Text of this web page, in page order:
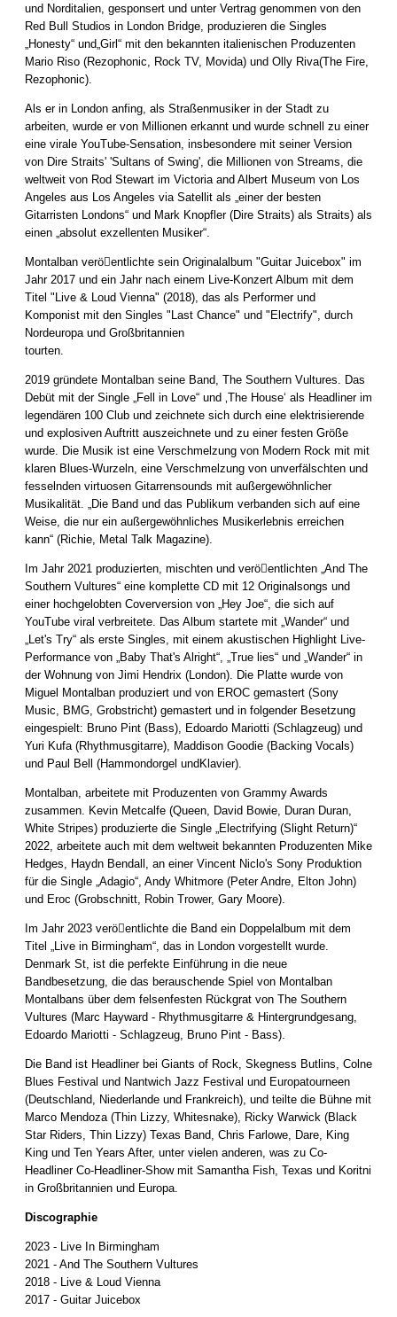
und Norditalien, gesponsert und unter Vertrag genommen von den
Red Bull Studios in London Bridge, produzieren die Singles
„Honesty“ und„Girl“ mit den bekannten italienischen Produzenten
Mario Riso (Rezophonic, Rock TV, Movida) und Olly Riva(The Fire,
Rezophonic).
Als er in London anfing, als Straßenmusiker in der Stadt zu
arbeiten, wurde er von Millionen erkannt und wurde schnell zu einer
eine virale YouTube-Sensation, insbesondere mit seiner Version
von Dire Straits' 'Sultans of Swing', die Millionen von Streams, die
weltweit von Rod Stewart im Victoria and Albert Museum von Los
Angeles aus Los Angeles via Satellit als „einer der besten
Gitarristen Londons“ und Mark Knopfler (Dire Straits) als Straits) als
einen „absolut exzellenten Musiker“.
Montalban verö􀆯entlichte sein Originalalbum "Guitar Juicebox" im
Jahr 2017 und ein Jahr nach einem Live-Konzert Album mit dem
Titel "Live & Loud Vienna" (2018), das als Performer und
Komponist mit den Singles "Last Chance" und "Electrify", durch
Nordeuropa und Großbritannien
tourten.
2019 gründete Montalban seine Band, The Southern Vultures. Das
Debüt mit der Single „Fell in Love“ und ‚The House‘ als Headliner im
legendären 100 Club und zeichnete sich durch eine elektrisierende
und explosiven Auftritt auszeichnete und zu einer festen Größe
wurde. Die Musik ist eine Verschmelzung von Modern Rock mit mit
klaren Blues-Wurzeln, eine Verschmelzung von unverfälschten und
fesselnden virtuosen Gitarrensounds mit außergewöhnlicher
Musikalität. „Die Band und das Publikum verbanden sich auf eine
Weise, die nur ein außergewöhnliches Musikerlebnis erreichen
kann“ (Richie, Metal Talk Magazine).
Im Jahr 2021 produzierten, mischten und verö􀆯entlichten „And The
Southern Vultures“ eine komplette CD mit 12 Originalsongs und
einer hochgelobten Coverversion von „Hey Joe“, die sich auf
YouTube viral verbreitete. Das Album startete mit „Wander“ und
„Let's Try“ als erste Singles, mit einem akustischen Highlight Live-
Performance von „Baby That's Alright“, „True lies“ und „Wander“ in
der Wohnung von Jimi Hendrix (London). Die Platte wurde von
Miguel Montalban produziert und von EROC gemastert (Sony
Music, BMG, Grobstricht) gemastert und in folgender Besetzung
eingespielt: Bruno Pint (Bass), Edoardo Mariotti (Schlagzeug) und
Yuri Kufa (Rhythmusgitarre), Maddison Goodie (Backing Vocals)
und Paul Bell (Hammondorgel undKlavier).
Montalban, arbeitete mit Produzenten von Grammy Awards
zusammen. Kevin Metcalfe (Queen, David Bowie, Duran Duran,
White Stripes) produzierte die Single „Electrifying (Slight Return)“
2022, arbeitete auch mit dem weltweit bekannten Produzenten Mike
Hedges, Haydn Bendall, an einer Vincent Niclo's Sony Produktion
für die Single „Adagio“, Andy Whitmore (Peter Andre, Elton John)
und Eroc (Grobschnitt, Robin Trower, Gary Moore).
Im Jahr 2023 verö􀆯entlichte die Band ein Doppelalbum mit dem
Titel „Live in Birmingham“, das in London vorgestellt wurde.
Denmark St, ist die perfekte Einführung in die neue
Bandbesetzung, die das berauschende Spiel von Montalban
Montalbans über dem felsenfesten Rückgrat von The Southern
Vultures (Marc Hayward - Rhythmusgitarre & Hintergrundgesang,
Edoardo Mariotti - Schlagzeug, Bruno Pint - Bass).
Die Band ist Headliner bei Giants of Rock, Skegness Butlins, Colne
Blues Festival und Nantwich Jazz Festival und Europatourneen
(Deutschland, Niederlande und Frankreich), und teilte die Bühne mit
Marco Mendoza (Thin Lizzy, Whitesnake), Ricky Warwick (Black
Star Riders, Thin Lizzy) Texas Band, Chris Farlowe, Dare, King
King und Ten Years After, unter vielen anderen, was zu Co-
Headliner Co-Headliner-Show mit Samantha Fish, Texas und Koritni
in Großbritannien und Europa.
Discographie
2023 - Live In Birmingham
2021 - And The Southern Vultures
2018 - Live & Loud Vienna
2017 - Guitar Juicebox